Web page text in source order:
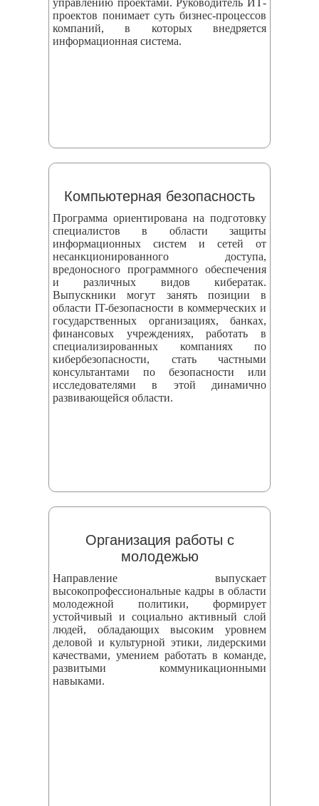
управлению проектами. Руководитель ИТ-
проектов понимает суть бизнес-процессов
компаний, в которых внедряется
информационная система.
Компьютерная безопасность
Программа ориентирована на подготовку
специалистов в области защиты
информационных систем и сетей от
несанкционированного доступа,
вредоносного программного обеспечения
и различных видов кибератак.
Выпускники могут занять позиции в
области IT-безопасности в коммерческих и
государственных организациях, банках,
финансовых учреждениях, работать в
специализированных компаниях по
кибербезопасности, стать частными
консультантами по безопасности или
исследователями в этой динамично
развивающейся области.
Организация работы с
молодежью
Направление выпускает
высокопрофессиональные кадры в области
молодежной политики, формирует
устойчивый и социально активный слой
людей, обладающих высоким уровнем
деловой и культурной этики, лидерскими
качествами, умением работать в команде,
развитыми коммуникационными
навыками.